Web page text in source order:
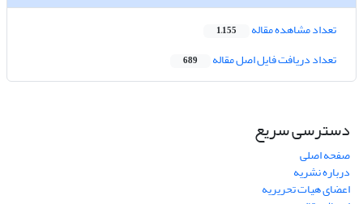
تعداد مشاهده مقاله 1,155
تعداد دریافت فایل اصل مقاله 689
دسترسی سریع
صفحه اصلی
درباره نشریه
اعضای هیات تحریریه